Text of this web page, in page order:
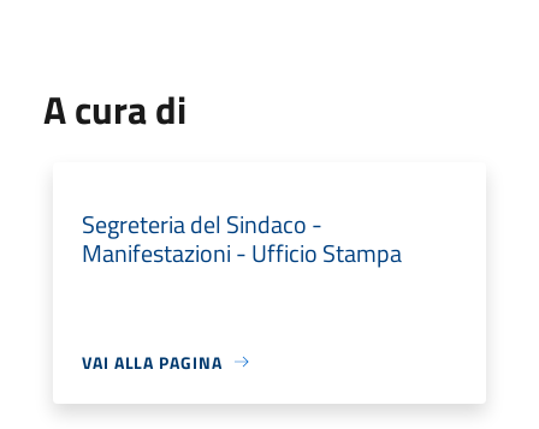
A cura di
Segreteria del Sindaco -
Manifestazioni - Ufficio Stampa
VAI ALLA PAGINA